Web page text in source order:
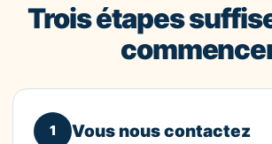
Trois étapes
1 Vous nous contactez